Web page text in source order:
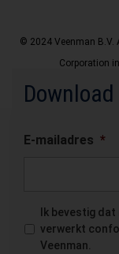
© 2024 Veenman B.V.
Corporation
E-mailadres *
Ik bevestig
verwerkt
Veenman.